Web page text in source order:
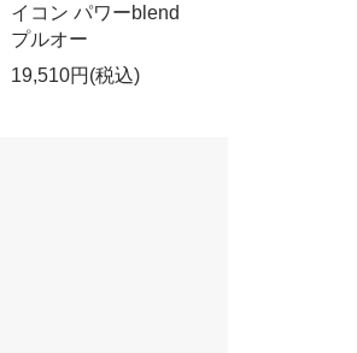
イコン パワーblend
プルオー
19,510円(税込)